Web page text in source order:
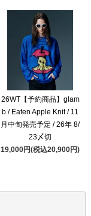
26WT【予約商品】glam
b / Eaten Apple Knit / 11
月中旬発売予定 / 26年 8/
23〆切
19,000円(税込20,900円)